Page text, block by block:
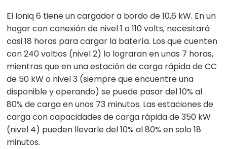
El Ioniq 6 tiene un cargador a bordo de 10,6 kW. En un
hogar con conexión de nivel 1 o 110 volts, necesitará
casi 18 horas para cargar la batería. Los que cuenten
con 240 voltios (nivel 2) lo lograran en unas 7 horas,
mientras que en una estación de carga rápida de CC
de 50 kW o nivel 3 (siempre que encuentre una
disponible y operando) se puede pasar del 10% al
80% de carga en unos 73 minutos. Las estaciones de
carga con capacidades de carga rápida de 350 kW
(nivel 4) pueden llevarle del 10% al 80% en solo 18
minutos.